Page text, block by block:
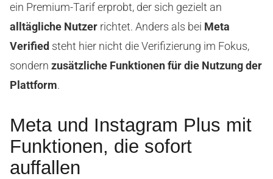
ein Premium-Tarif erprobt, der sich gezielt an
alltägliche Nutzer richtet. Anders als bei Meta
Verified steht hier nicht die Verifizierung im Fokus,
sondern zusätzliche Funktionen für die Nutzung der
Plattform.
Meta und Instagram Plus mit
Funktionen, die sofort
auffallen